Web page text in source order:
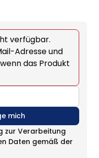
verfügbar.
Adresse und
das Produkt
mich
zur Verarbeitung
Daten gemäß der